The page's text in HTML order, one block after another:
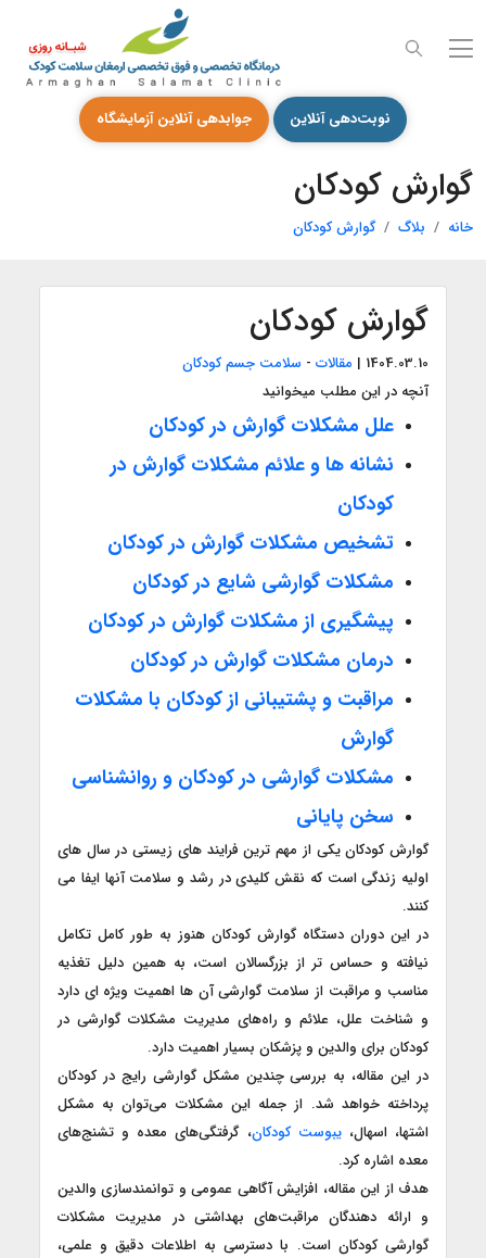
نوبت‌دهی آنلاین جوابدهی آنلاین آزمایشگاه
گوارش کودکان
خانه بلاگ گوارش کودکان
گوارش کودکان
1404.03.10
| مقالات - سلامت جسم کودکان
آنچه در این مطلب میخوانید
علل مشکلات گوارش در کودکان
نشانه ها و علائم مشکلات گوارش در
کودکان
تشخیص مشکلات گوارش در کودکان
مشکلات گوارشی شایع در کودکان
پیشگیری از مشکلات گوارش در کودکان
درمان مشکلات گوارش در کودکان
مراقبت و پشتیبانی از کودکان با مشکلات
گوارش
مشکلات گوارشی در کودکان و روانشناسی
سخن پایانی
گوارش کودکان یکی از مهم ترین فرایند های زیستی در سال های
اولیه زندگی است که نقش کلیدی در رشد و سلامت آنها ایفا می
کنند.
در این دوران دستگاه گوارش کودکان هنوز به طور کامل تکامل
نیافته و حساس تر از بزرگسالان است، به همین دلیل تغذیه
مناسب و مراقبت از سلامت گوارشی آن ها اهمیت ویژه ای دارد
و شناخت علل، علائم و راه‌های مدیریت مشکلات گوارشی در
کودکان برای والدین و پزشکان بسیار اهمیت دارد.
در این مقاله، به بررسی چندین مشکل گوارشی رایج در کودکان
پرداخته خواهد شد. از جمله این مشکلات می‌توان به مشکل
اشتها، اسهال،یبوست کودکان، گرفتگی‌های معده و تشنج‌های
معده اشاره کرد.
هدف از این مقاله، افزایش آگاهی عمومی و توانمندسازی والدین
و ارائه دهندگان مراقبت‌های بهداشتی در مدیریت مشکلات
گوارشی کودکان است. با دسترسی به اطلاعات دقیق و علمی،